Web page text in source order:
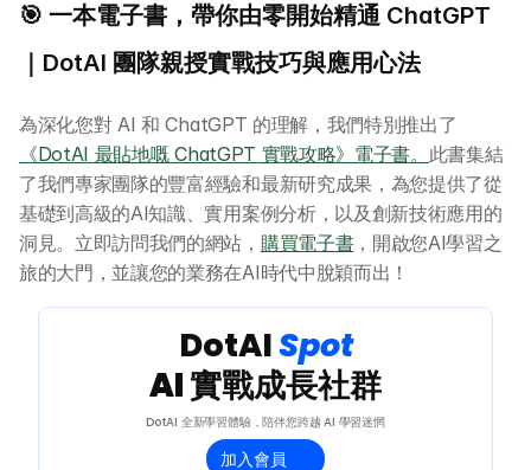
🎯 一本電子書，帶你由零開始精通 ChatGPT
｜DotAI 團隊親授實戰技巧與應用心法
為深化您對 AI 和 ChatGPT 的理解，我們特別推出了
《DotAI 最貼地嘅 ChatGPT 實戰攻略》電子書。 此書集結
了我們專家團隊的豐富經驗和最新研究成果，為您提供了從
基礎到高級的AI知識、實用案例分析，以及創新技術應用的
洞見。立即訪問我們的網站， 購買電子書，開啟您AI學習之
旅的大門，並讓您的業務在AI時代中脫穎而出！
DotAI Spot
AI 實戰成長社群
DotAI 全新學習體驗，陪伴您跨越 AI 學習迷惘
加入會員
AI 活動
AI 企業培訓
學校 AI 培訓
一年任學 AI 課程計劃
網上 AI 學習平台
AI 應用服務